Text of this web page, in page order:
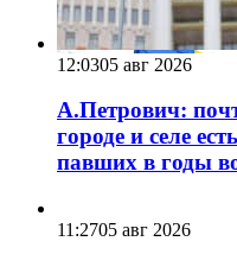
12:0305 авг 2026
А.Петрович:
городе и селе
павших в годы
11:2705 авг 2026